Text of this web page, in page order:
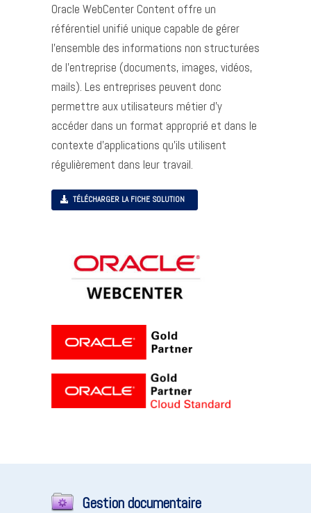
Oracle WebCenter Content offre un
référentiel unifié unique capable de gérer
l’ensemble des informations non structurées
de l’entreprise (documents, images, vidéos,
mails). Les entreprises peuvent donc
permettre aux utilisateurs métier d’y
accéder dans un format approprié et dans le
contexte d’applications qu’ils utilisent
régulièrement dans leur travail.
TÉLÉCHARGER LA FICHE SOLUTION
Gestion documentaire